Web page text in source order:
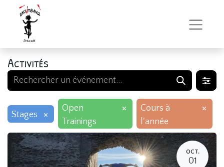
Activités
Stages ×
Open
Trainings
×
Cours à
l'année
×
OCT.
01